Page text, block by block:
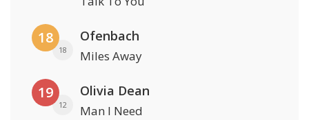
18
18
Ofenbach
Miles Away
19
12
Olivia Dean
Man I Need